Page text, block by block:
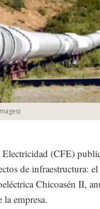
)
(CFE)
de infraestructura:
Chicoasén II,
la empresa.